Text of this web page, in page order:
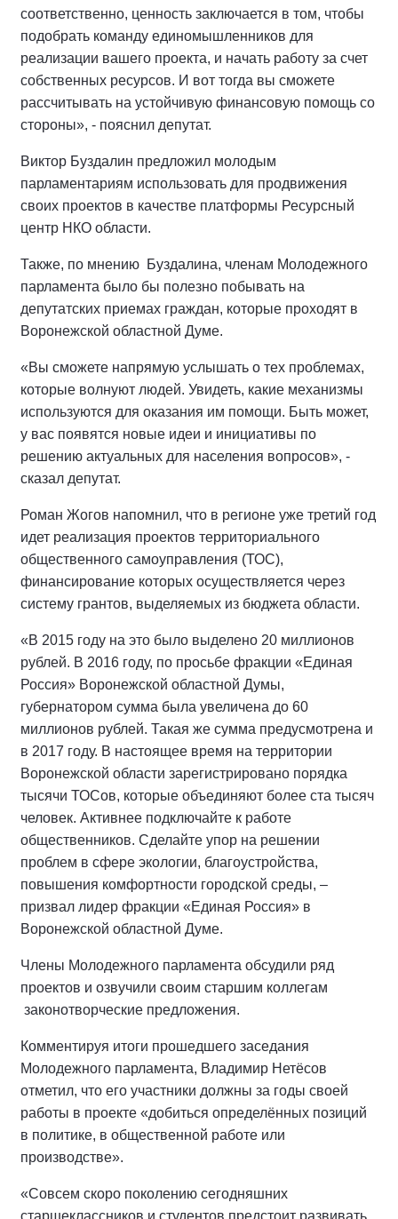
соответственно, ценность заключается в том, чтобы
подобрать команду единомышленников для
реализации вашего проекта, и начать работу за счет
собственных ресурсов. И вот тогда вы сможете
рассчитывать на устойчивую финансовую помощь со
стороны», - пояснил депутат.
Виктор Буздалин предложил молодым
парламентариям использовать для продвижения
своих проектов в качестве платформы Ресурсный
центр НКО области.
Также, по мнению Буздалина, членам Молодежного
парламента было бы полезно побывать на
депутатских приемах граждан, которые проходят в
Воронежской областной Думе.
«Вы сможете напрямую услышать о тех проблемах,
которые волнуют людей. Увидеть, какие механизмы
используются для оказания им помощи. Быть может,
у вас появятся новые идеи и инициативы по
решению актуальных для населения вопросов», -
сказал депутат.
Роман Жогов напомнил, что в регионе уже третий год
идет реализация проектов территориального
общественного самоуправления (ТОС),
финансирование которых осуществляется через
систему грантов, выделяемых из бюджета области.
«В 2015 году на это было выделено 20 миллионов
рублей. В 2016 году, по просьбе фракции «Единая
Россия» Воронежской областной Думы,
губернатором сумма была увеличена до 60
миллионов рублей. Такая же сумма предусмотрена и
в 2017 году. В настоящее время на территории
Воронежской области зарегистрировано порядка
тысячи ТОСов, которые объединяют более ста тысяч
человек. Активнее подключайте к работе
общественников. Сделайте упор на решении
проблем в сфере экологии, благоустройства,
повышения комфортности городской среды, –
призвал лидер фракции «Единая Россия» в
Воронежской областной Думе.
Члены Молодежного парламента обсудили ряд
проектов и озвучили своим старшим коллегам
законотворческие предложения.
Комментируя итоги прошедшего заседания
Молодежного парламента, Владимир Нетёсов
отметил, что его участники должны за годы своей
работы в проекте «добиться определённых позиций
в политике, в общественной работе или
производстве».
«Совсем скоро поколению сегодняшних
старшеклассников и студентов предстоит развивать